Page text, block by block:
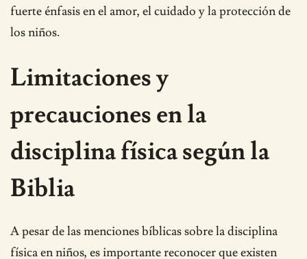
fuerte énfasis en el amor, el cuidado y la protección de
los niños.
Limitaciones y
precauciones en la
disciplina física según la
Biblia
A pesar de las menciones bíblicas sobre la disciplina
física en niños, es importante reconocer que existen